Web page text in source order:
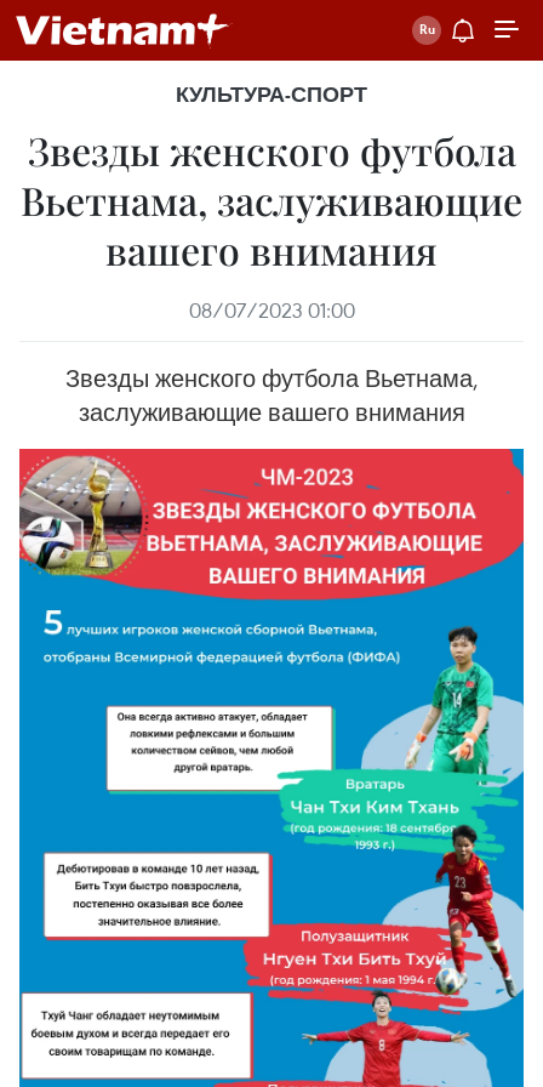
КУЛЬТУРА-СПОРТ
Звезды женского футбола
Вьетнама, заслуживающие
вашего внимания
08/07/2023 01:00
Звезды женского футбола Вьетнама,
заслуживающие вашего внимания